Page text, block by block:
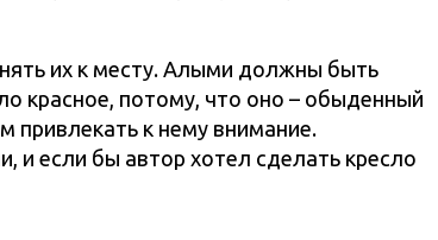
их к месту. Алыми должны быть
красное, потому, что оно – обыденный
привлекать к нему внимание.
и если бы автор хотел сделать кресло